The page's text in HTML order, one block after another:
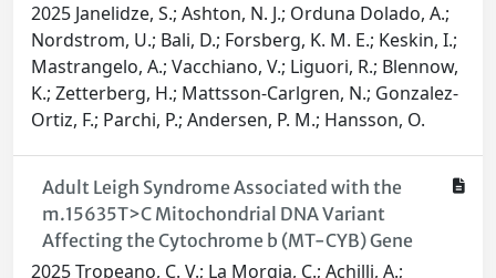
2025 Janelidze, S.; Ashton, N. J.; Orduna Dolado, A.;
Nordstrom, U.; Bali, D.; Forsberg, K. M. E.; Keskin, I.;
Mastrangelo, A.; Vacchiano, V.; Liguori, R.; Blennow,
K.; Zetterberg, H.; Mattsson-Carlgren, N.; Gonzalez-
Ortiz, F.; Parchi, P.; Andersen, P. M.; Hansson, O.
Adult Leigh Syndrome Associated with the
m.15635T>C Mitochondrial DNA Variant
Affecting the Cytochrome b (MT-CYB) Gene
2025 Tropeano, C. V.; La Morgia, C.; Achilli, A.;